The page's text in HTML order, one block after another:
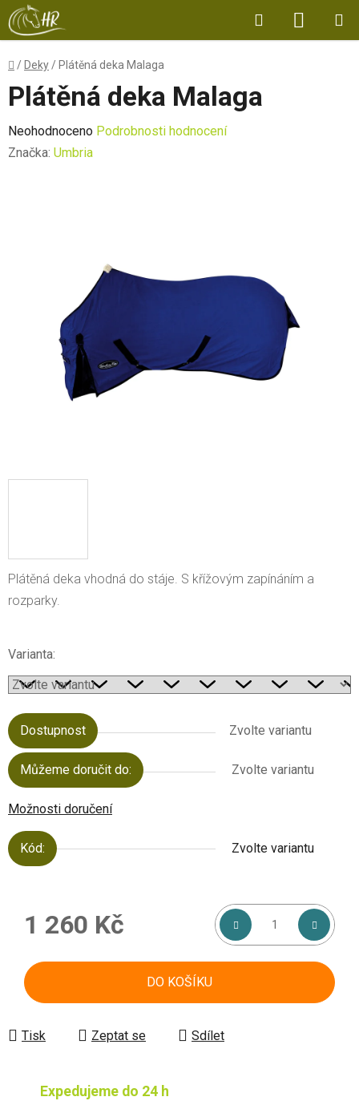
Přejít
na
obsah
Hledat
KOŠÍK
Domů
/ Deky / Plátěná deka Malaga
Plátěná deka vhodná do stáje. S křížovým zapínáním a
rozparky.
Varianta:
Dostupnost Zvolte variantu
Můžeme doručit do: Zvolte variantu
Možnosti doručení
Kód: Zvolte variantu
1 260 Kč
DO KOŠÍKU
Tisk Zeptat se Sdílet
Plátěná deka Malaga
Průměrné
hodnocení
Neohodnoceno Podrobnosti hodnocení
Značka: Umbria
Expedujeme do 24 h